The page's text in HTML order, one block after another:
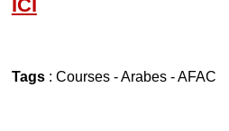
ICI
Tags: Courses-Arabes-AFAC